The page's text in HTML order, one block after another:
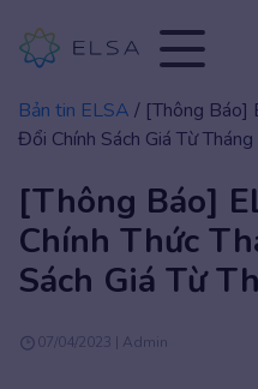
Bản tin ELSA / [Thông Báo]
Đổi Chính Sách Giá Từ
[Thông Báo]
Chính Thức
Sách Giá Từ
07/04/2023 | Admin